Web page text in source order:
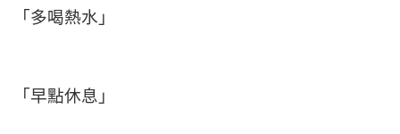
「多喝熱水」
「早點休息」